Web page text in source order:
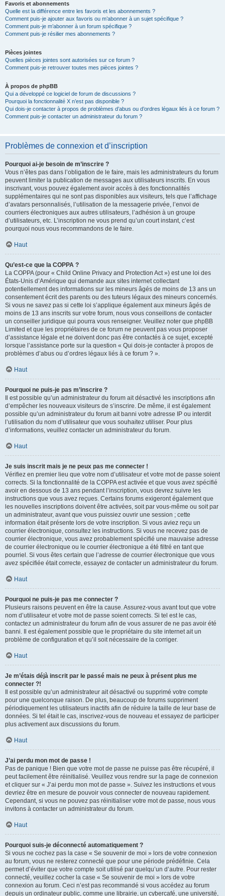
Favoris et abonnements
Quelle est la différence entre les favoris et les abonnements ?
Comment puis-je ajouter aux favoris ou m’abonner à un sujet spécifique ?
Comment puis-je m’abonner à un forum spécifique ?
Comment puis-je résilier mes abonnements ?
Pièces jointes
Quelles pièces jointes sont autorisées sur ce forum ?
Comment puis-je retrouver toutes mes pièces jointes ?
À propos de phpBB
Qui a développé ce logiciel de forum de discussions ?
Pourquoi la fonctionnalité X n’est pas disponible ?
Qui dois-je contacter à propos de problèmes d’abus ou d’ordres légaux liés à ce forum ?
Comment puis-je contacter un administrateur du forum ?
Problèmes de connexion et d’inscription
Pourquoi ai-je besoin de m’inscrire ?
Vous n’êtes pas dans l’obligation de le faire, mais les administrateurs du forum
peuvent limiter la publication de messages aux utilisateurs inscrits. En vous
inscrivant, vous pouvez également avoir accès à des fonctionnalités
supplémentaires qui ne sont pas disponibles aux visiteurs, tels que l’affichage
d’avatars personnalisés, l’utilisation de la messagerie privée, l’envoi de
courriers électroniques aux autres utilisateurs, l’adhésion à un groupe
d’utilisateurs, etc. L’inscription ne vous prend qu’un court instant, c’est
pourquoi nous vous recommandons de le faire.
Haut
Qu’est-ce que la COPPA ?
La COPPA (pour « Child Online Privacy and Protection Act ») est une loi des
États-Unis d’Amérique qui demande aux sites internet collectant
potentiellement des informations sur les mineurs âgés de moins de 13 ans un
consentement écrit des parents ou des tuteurs légaux des mineurs concernés.
Si vous ne savez pas si cette loi s’applique également aux mineurs âgés de
moins de 13 ans inscrits sur votre forum, nous vous conseillons de contacter
un conseiller juridique qui pourra vous renseigner. Veuillez noter que phpBB
Limited et que les propriétaires de ce forum ne peuvent pas vous proposer
d’assistance légale et ne doivent donc pas être contactés à ce sujet, excepté
lorsque l’assistance porte sur la question « Qui dois-je contacter à propos de
problèmes d’abus ou d’ordres légaux liés à ce forum ? ».
Haut
Pourquoi ne puis-je pas m’inscrire ?
Il est possible qu’un administrateur du forum ait désactivé les inscriptions afin
d’empêcher les nouveaux visiteurs de s’inscrire. De même, il est également
possible qu’un administrateur du forum ait banni votre adresse IP ou interdit
l’utilisation du nom d’utilisateur que vous souhaitez utiliser. Pour plus
d’informations, veuillez contacter un administrateur du forum.
Haut
Je suis inscrit mais je ne peux pas me connecter !
Vérifiez en premier lieu que votre nom d’utilisateur et votre mot de passe soient
corrects. Si la fonctionnalité de la COPPA est activée et que vous avez spécifié
avoir en dessous de 13 ans pendant l’inscription, vous devrez suivre les
instructions que vous avez reçues. Certains forums exigeront également que
les nouvelles inscriptions doivent être activées, soit par vous-même ou soit par
un administrateur, avant que vous puissiez ouvrir une session ; cette
information était présente lors de votre inscription. Si vous aviez reçu un
courrier électronique, consultez les instructions. Si vous ne recevez pas de
courrier électronique, vous avez probablement spécifié une mauvaise adresse
de courrier électronique ou le courrier électronique a été filtré en tant que
pourriel. Si vous êtes certain que l’adresse de courrier électronique que vous
avez spécifiée était correcte, essayez de contacter un administrateur du forum.
Haut
Pourquoi ne puis-je pas me connecter ?
Plusieurs raisons peuvent en être la cause. Assurez-vous avant tout que votre
nom d’utilisateur et votre mot de passe soient corrects. Si tel est le cas,
contactez un administrateur du forum afin de vous assurer de ne pas avoir été
banni. Il est également possible que le propriétaire du site internet ait un
problème de configuration et qu’il soit nécessaire de la corriger.
Haut
Je m’étais déjà inscrit par le passé mais ne peux à présent plus me
connecter ?!
Il est possible qu’un administrateur ait désactivé ou supprimé votre compte
pour une quelconque raison. De plus, beaucoup de forums suppriment
périodiquement les utilisateurs inactifs afin de réduire la taille de leur base de
données. Si tel était le cas, inscrivez-vous de nouveau et essayez de participer
plus activement aux discussions du forum.
Haut
J’ai perdu mon mot de passe !
Pas de panique ! Bien que votre mot de passe ne puisse pas être récupéré, il
peut facilement être réinitialisé. Veuillez vous rendre sur la page de connexion
et cliquer sur « J’ai perdu mon mot de passe ». Suivez les instructions et vous
devriez être en mesure de pouvoir vous connecter de nouveau rapidement.
Cependant, si vous ne pouvez pas réinitialiser votre mot de passe, nous vous
invitons à contacter un administrateur du forum.
Haut
Pourquoi suis-je déconnecté automatiquement ?
Si vous ne cochez pas la case « Se souvenir de moi » lors de votre connexion
au forum, vous ne resterez connecté que pour une période prédéfinie. Cela
permet d’éviter que votre compte soit utilisé par quelqu’un d’autre. Pour rester
connecté, veuillez cocher la case « Se souvenir de moi » lors de votre
connexion au forum. Ceci n’est pas recommandé si vous accédez au forum
depuis un ordinateur public, comme une librairie, un cybercafé, une université,